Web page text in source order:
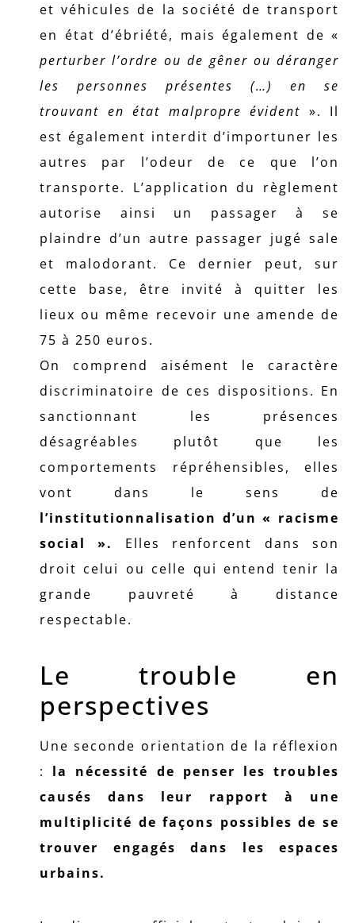
et véhicules de la société de transport
en état d’ébriété, mais également de «
perturber l’ordre ou de gêner ou déranger
les personnes présentes (…) en se
trouvant en état malpropre évident ». Il
est également interdit d’importuner les
autres par l’odeur de ce que l’on
transporte. L’application du règlement
autorise ainsi un passager à se
plaindre d’un autre passager jugé sale
et malodorant. Ce dernier peut, sur
cette base, être invité à quitter les
lieux ou même recevoir une amende de
75 à 250 euros.
On comprend aisément le caractère
discriminatoire de ces dispositions. En
sanctionnant les présences
désagréables plutôt que les
comportements répréhensibles, elles
vont dans le sens de
l’institutionnalisation d’un « racisme
social ».
Elles renforcent dans son
droit celui ou celle qui entend tenir la
grande pauvreté à distance
respectable.
Le trouble en
perspectives
Une seconde orientation de la réflexion
: la nécessité de penser les troubles
causés dans leur rapport à une
multiplicité de façons possibles de se
trouver engagés dans les espaces
urbains.